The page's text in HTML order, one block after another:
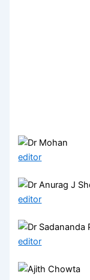
editor
editor
editor